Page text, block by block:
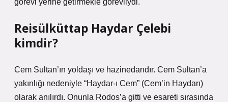
görevi yerine getirmekle görevliydi.
Reisülküttap Haydar Çelebi
kimdir?
Cem Sultan’ın yoldaşı ve hazinedarıdır. Cem Sultan’a
yakınlığı nedeniyle “Haydar-ı Cem” (Cem’in Haydarı)
olarak anılırdı. Onunla Rodos’a gitti ve esareti sırasında